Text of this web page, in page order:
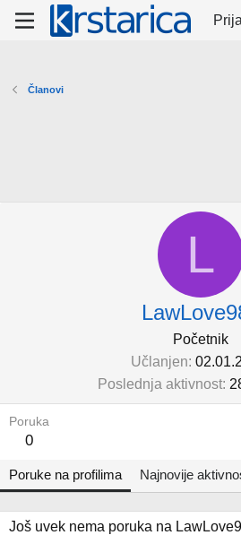
Članovi
L
Početnik
Učlanjen
Poslednja aktivnost
Poruka
0
Poruke na profilima Najnovije
Još uvek nema poruka na